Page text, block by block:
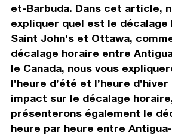
et-Barbuda. Dans cet article,
expliquer quel est le
Saint John's et Ottawa,
décalage horaire entre
le Canada, nous vous
l’heure d’été et l’heure
impact sur le décalage
présenterons également le
heure par heure entre